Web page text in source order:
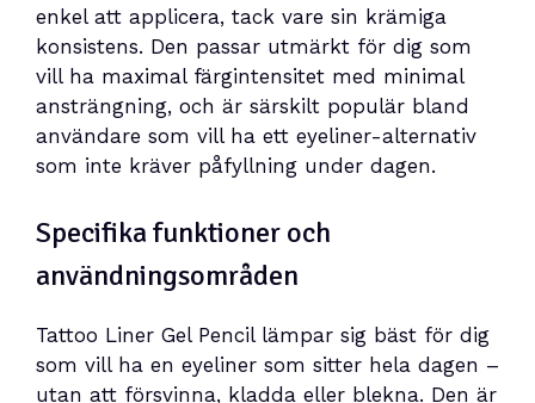
enkel att applicera, tack vare sin krämiga
konsistens. Den passar utmärkt för dig som
vill ha maximal färgintensitet med minimal
ansträngning, och är särskilt populär bland
användare som vill ha ett eyeliner-alternativ
som inte kräver påfyllning under dagen.
Specifika funktioner och
användningsområden
Tattoo Liner Gel Pencil lämpar sig bäst för dig
som vill ha en eyeliner som sitter hela dagen –
utan att försvinna, kladda eller blekna. Den är